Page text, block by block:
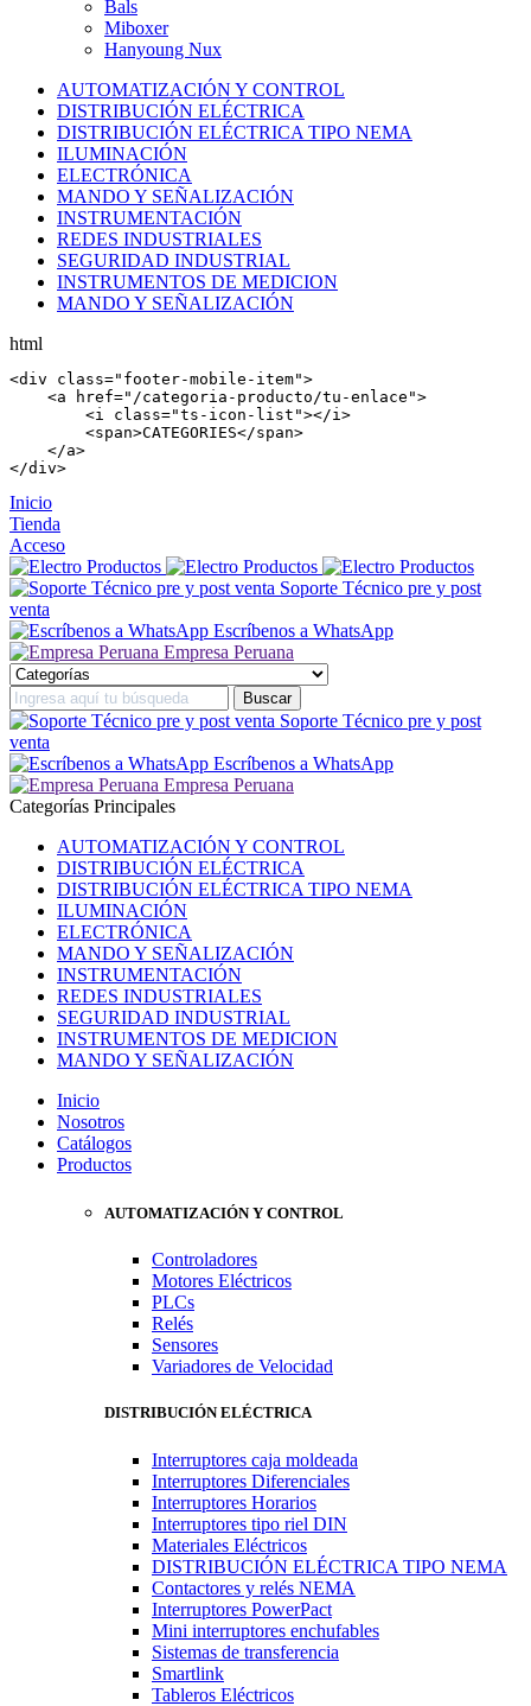
Bals
Miboxer
Hanyoung Nux
AUTOMATIZACIÓN Y CONTROL
DISTRIBUCIÓN ELÉCTRICA
DISTRIBUCIÓN ELÉCTRICA TIPO NEMA
ILUMINACIÓN
ELECTRÓNICA
MANDO Y SEÑALIZACIÓN
INSTRUMENTACIÓN
REDES INDUSTRIALES
SEGURIDAD INDUSTRIAL
INSTRUMENTOS DE MEDICION
MANDO Y SEÑALIZACIÓN
html
<div class="footer-mobile-item">
    <
a href="/categoria-producto/tu-enlace">
        <
i class="ts-icon-list"></i >
        <
span>CATEGORIES</span>
    </
a>
</div>
Inicio
Tienda
Acceso
Soporte Técnico pre y post
venta
Escríbenos a WhatsApp
Empresa Peruana
Soporte Técnico pre y post
venta
Escríbenos a WhatsApp
Empresa Peruana
Categorías Principales
AUTOMATIZACIÓN Y CONTROL
DISTRIBUCIÓN ELÉCTRICA
DISTRIBUCIÓN ELÉCTRICA TIPO NEMA
ILUMINACIÓN
ELECTRÓNICA
MANDO Y SEÑALIZACIÓN
INSTRUMENTACIÓN
REDES INDUSTRIALES
SEGURIDAD INDUSTRIAL
INSTRUMENTOS DE MEDICION
MANDO Y SEÑALIZACIÓN
Inicio
Nosotros
Catálogos
Productos
AUTOMATIZACIÓN Y CONTROL
Controladores
Motores Eléctricos
PLCs
Relés
Sensores
Variadores de Velocidad
DISTRIBUCIÓN ELÉCTRICA
Interruptores caja moldeada
Interruptores Diferenciales
Interruptores Horarios
Interruptores tipo riel DIN
Materiales Eléctricos
DISTRIBUCIÓN ELÉCTRICA TIPO NEMA
Contactores y relés NEMA
Interruptores PowerPact
Mini interruptores enchufables
Sistemas de transferencia
Smartlink
Tableros Eléctricos